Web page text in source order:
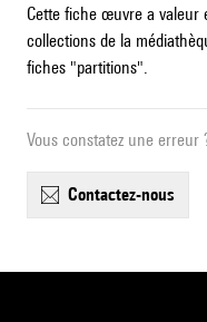
Cette fiche œuvre a valeur
collections de la
fiches "partitions".
Vous constatez une erreur
contactez-nous